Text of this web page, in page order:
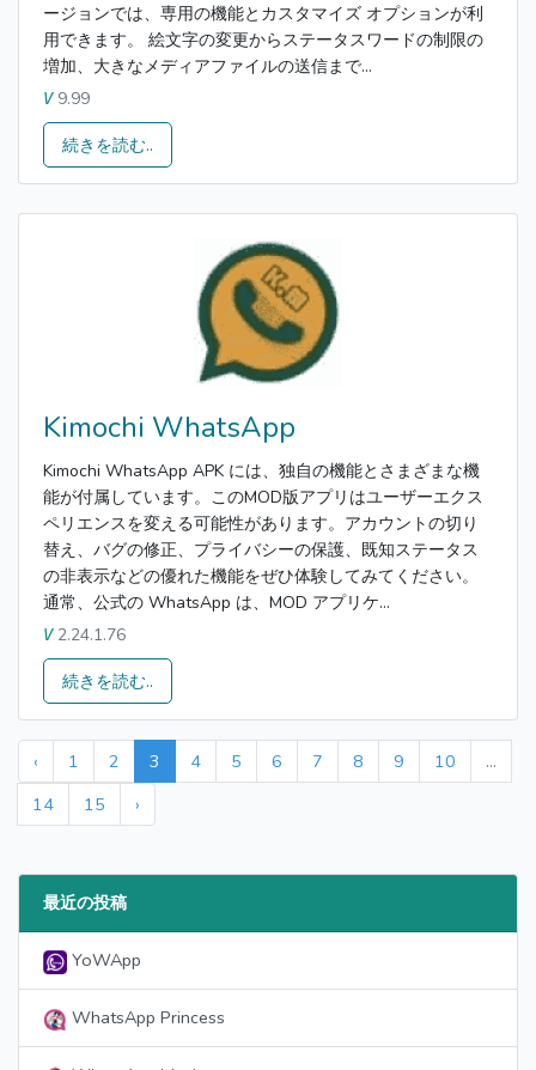
ージョンでは、専用の機能とカスタマイズ オプションが利
用できます。 絵文字の変更からステータスワードの制限の
増加、大きなメディアファイルの送信まで...
V9.99
続きを読む..
Kimochi WhatsApp
Kimochi WhatsApp APK には、独自の機能とさまざまな機
能が付属しています。このMOD版アプリはユーザーエクス
ペリエンスを変える可能性があります。アカウントの切り
替え、バグの修正、プライバシーの保護、既知ステータス
の非表示などの優れた機能をぜひ体験してみてください。
通常、公式の WhatsApp は、MOD アプリケ...
V2.24.1.76
続きを読む..
‹ 1 2 3 4 5 6 7 8 9 10
...
14
15 ›
最近の投稿
YoWApp
WhatsApp Princess